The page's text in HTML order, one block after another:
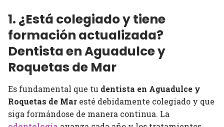
1. ¿Está colegiado y tiene
formación actualizada?
Dentista en Aguadulce y
Roquetas de Mar
Es fundamental que tu dentista en Aguadulce y
Roquetas de Mar esté debidamente colegiado y que
siga formándose de manera continua. La